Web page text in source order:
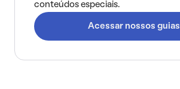
conteúdos especiais.
Acessar nossos guias